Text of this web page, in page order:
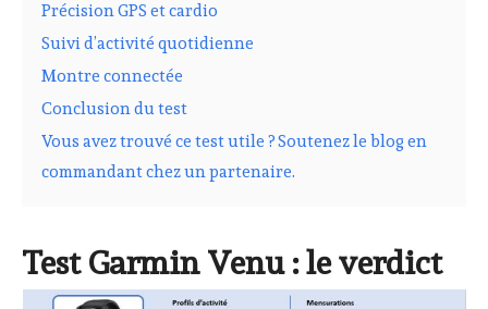
Précision GPS et cardio
Suivi d’activité quotidienne
Montre connectée
Conclusion du test
Vous avez trouvé ce test utile ? Soutenez le blog en
commandant chez un partenaire.
Test Garmin Venu : le verdict